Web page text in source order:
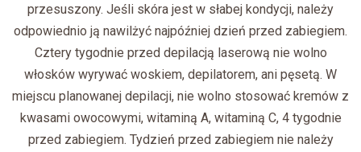
przesuszony. Jeśli skóra jest w słabej kondycji, należy
odpowiednio ją nawilżyć najpóźniej dzień przed zabiegiem.
Cztery tygodnie przed depilacją laserową nie wolno
włosków wyrywać woskiem, depilatorem, ani pęsetą. W
miejscu planowanej depilacji, nie wolno stosować kremów z
kwasami owocowymi, witaminą A, witaminą C, 4 tygodnie
przed zabiegiem. Tydzień przed zabiegiem nie należy